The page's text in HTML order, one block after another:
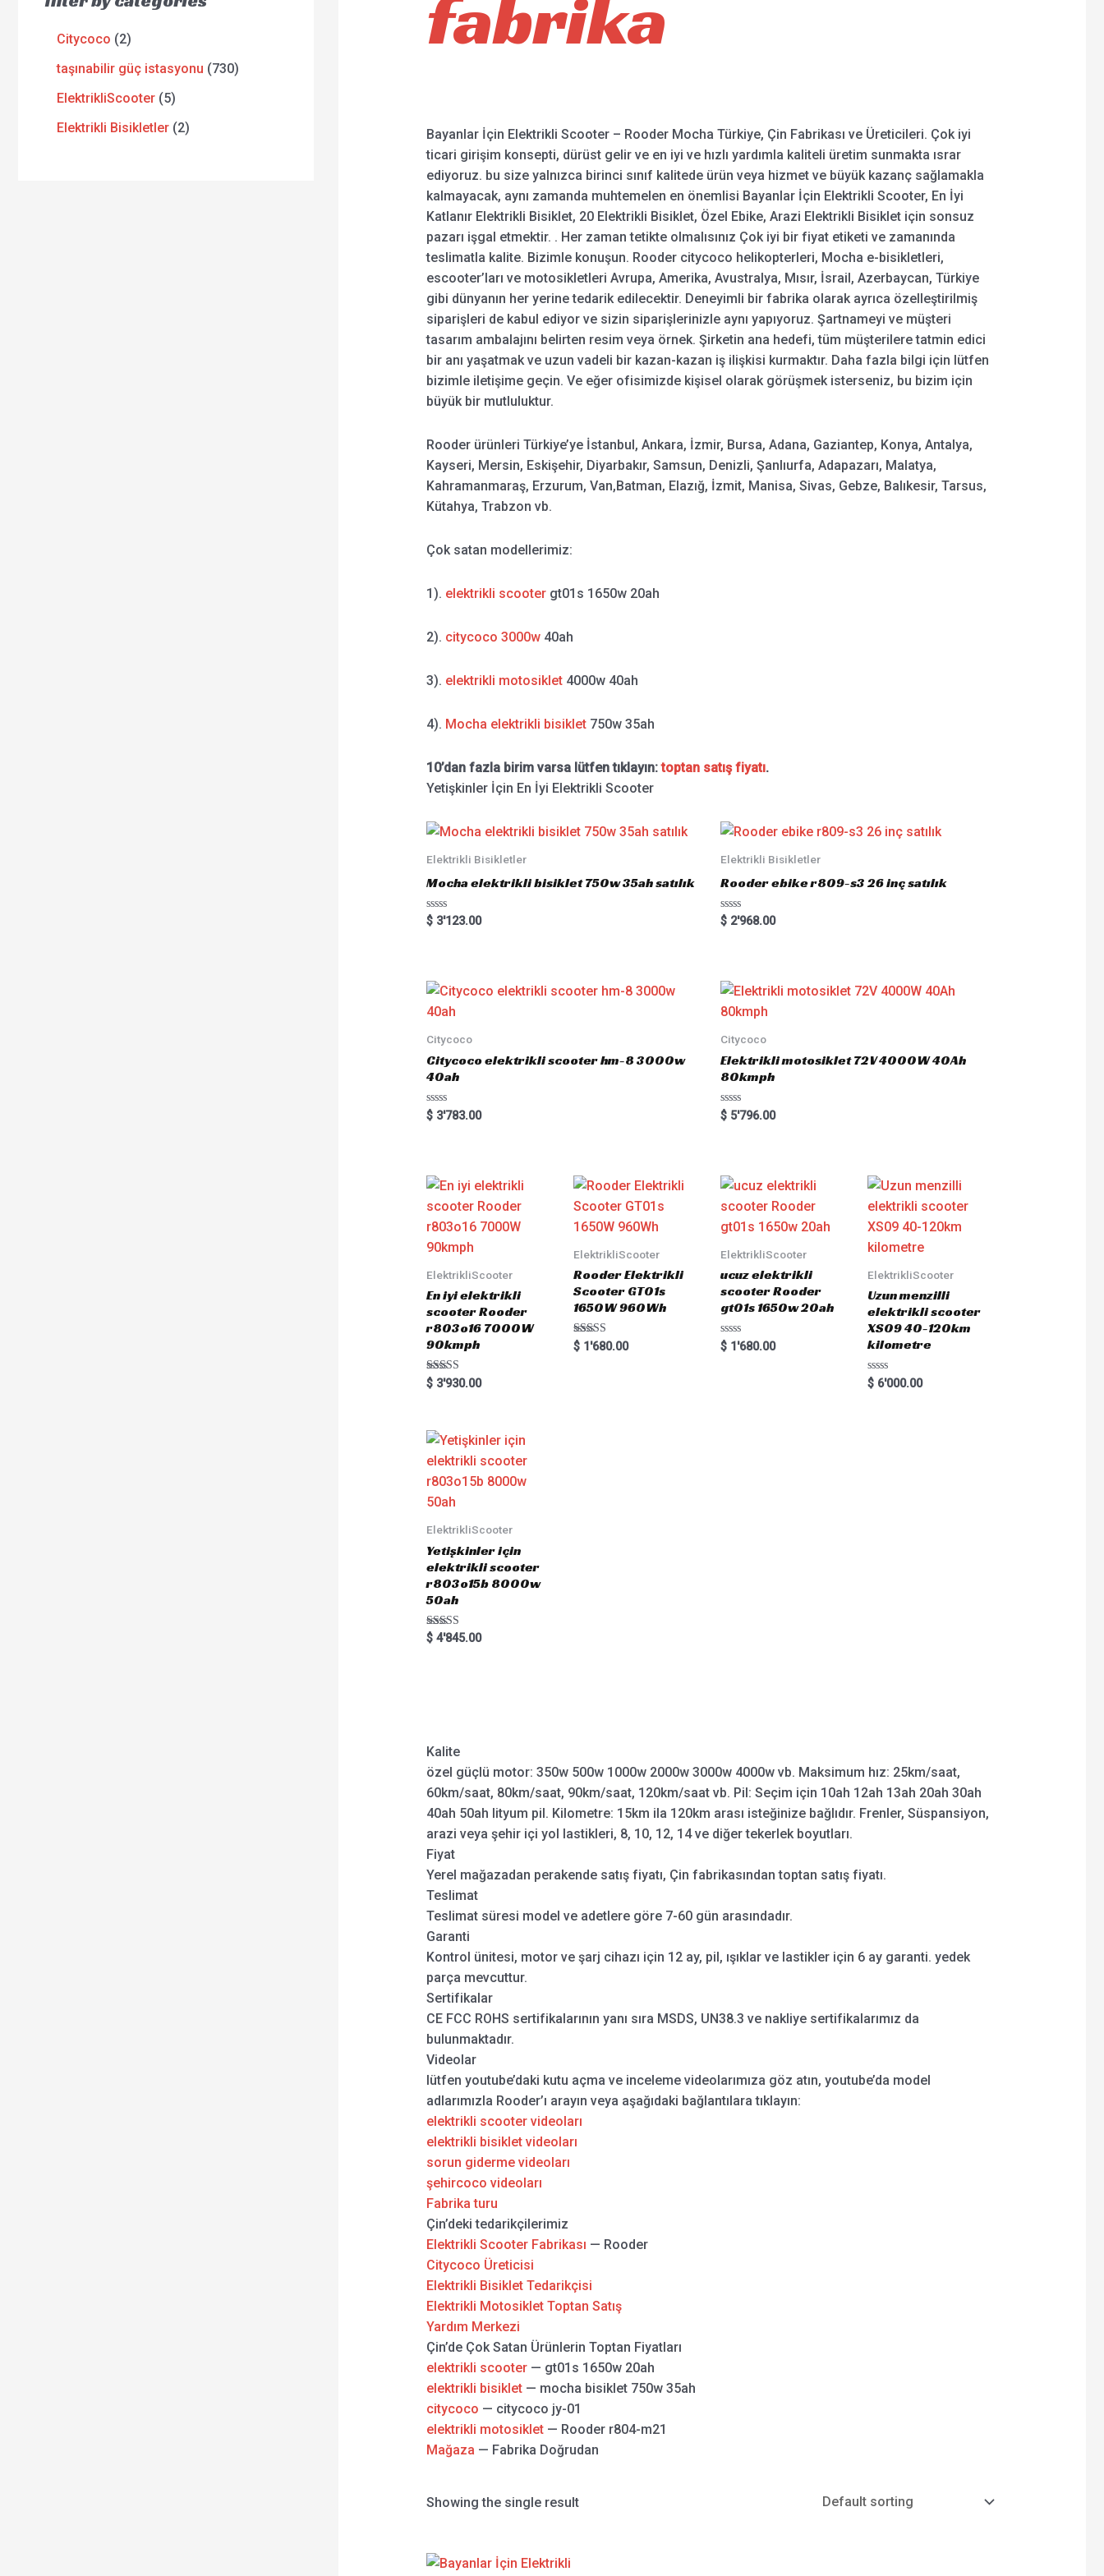
Citycoco 2
taşınabilir güç istasyonu 730
ElektrikliScooter 5
Elektrikli Bisikletler 2
fabrika
Bayanlar İçin Elektrikli Scooter – Rooder Mocha Türkiye, Çin Fabrikası ve Üreticileri. Çok iyi
ticari girişim konsepti, dürüst gelir ve en iyi ve hızlı yardımla kaliteli üretim sunmakta ısrar
ediyoruz. bu size yalnızca birinci sınıf kalitede ürün veya hizmet ve büyük kazanç sağlamakla
kalmayacak, aynı zamanda muhtemelen en önemlisi Bayanlar İçin Elektrikli Scooter, En İyi
Katlanır Elektrikli Bisiklet, 20 Elektrikli Bisiklet, Özel Ebike, Arazi Elektrikli Bisiklet için sonsuz
pazarı işgal etmektir. . Her zaman tetikte olmalısınız Çok iyi bir fiyat etiketi ve zamanında
teslimatla kalite. Bizimle konuşun. Rooder citycoco helikopterleri, Mocha e-bisikletleri,
escooter’ları ve motosikletleri Avrupa, Amerika, Avustralya, Mısır, İsrail, Azerbaycan, Türkiye
gibi dünyanın her yerine tedarik edilecektir. Deneyimli bir fabrika olarak ayrıca özelleştirilmiş
siparişleri de kabul ediyor ve sizin siparişlerinizle aynı yapıyoruz. Şartnameyi ve müşteri
tasarım ambalajını belirten resim veya örnek. Şirketin ana hedefi, tüm müşterilere tatmin edici
bir anı yaşatmak ve uzun vadeli bir kazan-kazan iş ilişkisi kurmaktır. Daha fazla bilgi için lütfen
bizimle iletişime geçin. Ve eğer ofisimizde kişisel olarak görüşmek isterseniz, bu bizim için
büyük bir mutluluktur.
Rooder ürünleri Türkiye’ye İstanbul, Ankara, İzmir, Bursa, Adana, Gaziantep, Konya, Antalya,
Kayseri, Mersin, Eskişehir, Diyarbakır, Samsun, Denizli, Şanlıurfa, Adapazarı, Malatya,
Kahramanmaraş, Erzurum, Van,Batman, Elazığ, İzmit, Manisa, Sivas, Gebze, Balıkesir, Tarsus,
Kütahya, Trabzon vb.
Çok satan modellerimiz:
1). elektrikli scootergt01s 1650w 20ah
2). citycoco 3000w40ah
3). elektrikli motosiklet4000w 40ah
4). Mocha elektrikli bisiklet750w 35ah
10’dan fazla birim varsa lütfen tıklayın:toptan satış fiyatı.
Yetişkinler İçin En İyi Elektrikli Scooter
Elektrikli Bisikletler
Mocha elektrikli bisiklet 750w 35ah satılık
Rated
0
$3'123.00
Elektrikli Bisikletler
Rooder ebike r809-s3 26 inç satılık
Rated
0
$ 2'968.00
Citycoco
Citycoco elektrikli scooter hm-8 3000w
40ah
Rated
0
$3'783.00
Citycoco
Elektrikli motosiklet 72V 4000W 40Ah
80kmph
Rated
0
$ 5'796.00
ElektrikliScooter
En iyi elektrikli
scooter Rooder
r803o16 7000W
90kmph
Rated
5.00
$3'930.00
ElektrikliScooter
Rooder Elektrikli
Scooter GT01s
1650W 960Wh
Rated
5.00
$1'680.00
ElektrikliScooter
ucuz elektrikli
scooter Rooder
gt01s 1650w 20ah
Rated
0
$ 1'680.00
ElektrikliScooter
Uzun menzilli
elektrikli scooter
XS09 40-120km
kilometre
Rated
0
$ 6'000.00
ElektrikliScooter
Yetişkinler için
elektrikli scooter
r803o15b 8000w
50ah
Rated
5.00
$4'845.00
Kalite
özel güçlü motor: 350w 500w 1000w 2000w 3000w 4000w vb. Maksimum hız: 25km/saat,
60km/saat, 80km/saat, 90km/saat, 120km/saat vb. Pil: Seçim için 10ah 12ah 13ah 20ah 30ah
40ah 50ah lityum pil. Kilometre: 15km ila 120km arası isteğinize bağlıdır. Frenler, Süspansiyon,
arazi veya şehir içi yol lastikleri, 8, 10, 12, 14 ve diğer tekerlek boyutları.
Fiyat
Yerel mağazadan perakende satış fiyatı, Çin fabrikasından toptan satış fiyatı.
Teslimat
Teslimat süresi model ve adetlere göre 7-60 gün arasındadır.
Garanti
Kontrol ünitesi, motor ve şarj cihazı için 12 ay, pil, ışıklar ve lastikler için 6 ay garanti. yedek
parça mevcuttur.
Sertifikalar
CE FCC ROHS sertifikalarının yanı sıra MSDS, UN38.3 ve nakliye sertifikalarımız da
bulunmaktadır.
Videolar
lütfen youtube’daki kutu açma ve inceleme videolarımıza göz atın, youtube’da model
adlarımızla Rooder’ı arayın veya aşağıdaki bağlantılara tıklayın:
elektrikli scooter videoları
elektrikli bisiklet videoları
sorun giderme videoları
şehircoco videoları
Fabrika turu
Çin’deki tedarikçilerimiz
Elektrikli Scooter Fabrikası — Rooder
Citycoco Üreticisi
Elektrikli Bisiklet Tedarikçisi
Elektrikli Motosiklet Toptan Satış
Yardım Merkezi
Çin’de Çok Satan Ürünlerin Toptan Fiyatları
elektrikli scooter— gt01s 1650w 20ah
elektrikli bisiklet— mocha bisiklet 750w 35ah
citycoco — citycoco jy-01
elektrikli motosiklet— Rooder r804-m21
Mağaza — Fabrika Doğrudan
Showing the single result